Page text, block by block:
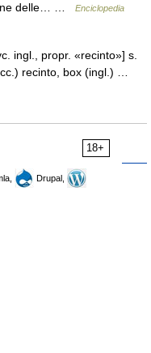
delle… …
Enciclopedia
ingl., propr. «recinto»] s.
recinto, box (ingl.) …
18+
Drupal,